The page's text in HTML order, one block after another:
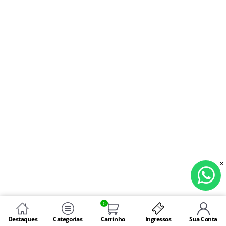
Destaques Categorias
0
Carrinho Ingressos Sua Conta